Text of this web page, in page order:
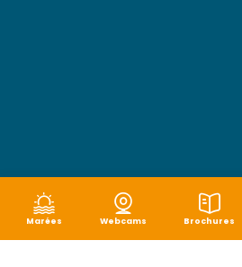
Marées Webcams Brochures